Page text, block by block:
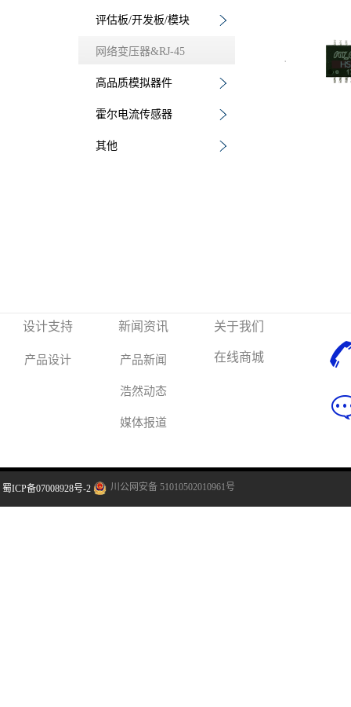
评估板/开发板/模块
网络变压器&RJ-45
高品质模拟器件
霍尔电流传感器
其他
设计支持
产品设计
新闻资讯
产品新闻
浩然动态
媒体报道
关于我们
在线商城
蜀ICP备07008928号-2 川公网安备 51010502010961号